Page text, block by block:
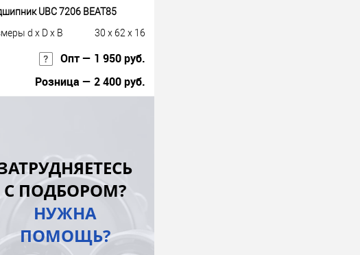
UBC 7206 BEAT85
d x D x B
30 x 62 x 16
Опт — 1 950 руб.
Розница — 2 400 руб.
Купить в 1 клик
В избранное
В наличии
С ПОДБОРОМ?
НУЖНА
ПОМОЩЬ?